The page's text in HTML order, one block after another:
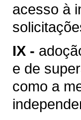
acesso à
IX -
e de
como a